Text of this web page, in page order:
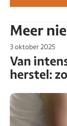
Meer
3 oktober 2025
Van
herstel: